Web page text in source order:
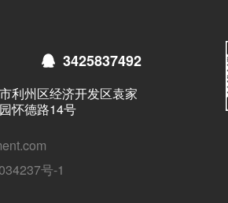
3425837492
利州区经济开发区袁家
怀德路14号
号-1